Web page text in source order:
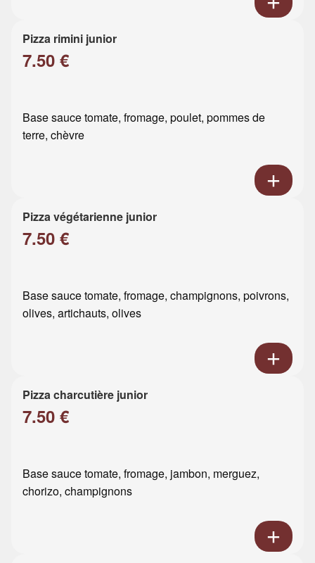
Pizza rimini junior
7.50 €
Base sauce tomate, fromage, poulet, pommes de
terre, chèvre
Pizza végétarienne junior
7.50 €
Base sauce tomate, fromage, champignons, poivrons,
olives, artichauts, olives
Pizza charcutière junior
7.50 €
Base sauce tomate, fromage, jambon, merguez,
chorizo, champignons